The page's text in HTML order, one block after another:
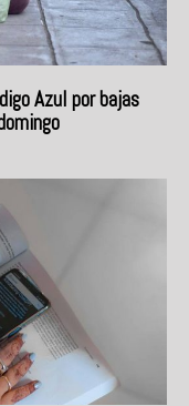
Azul por bajas